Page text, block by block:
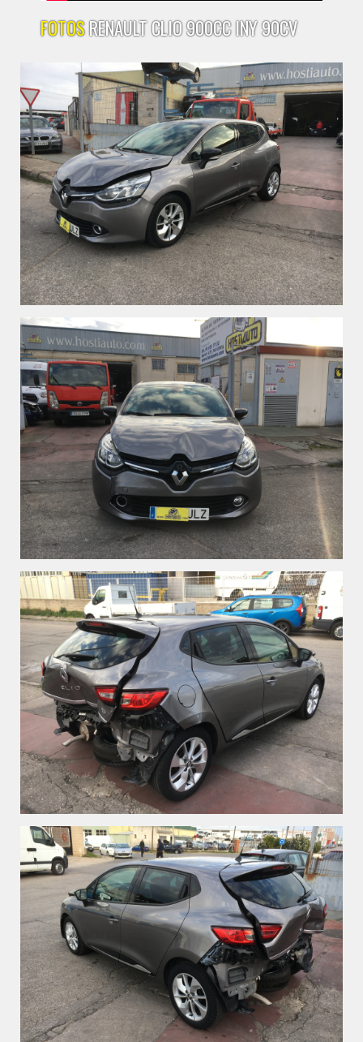
FOTOSRENAULT CLIO 900CC INY 90CV